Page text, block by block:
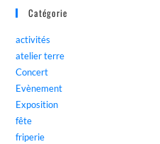
Catégorie
activités
atelier terre
Concert
Evènement
Exposition
fête
friperie